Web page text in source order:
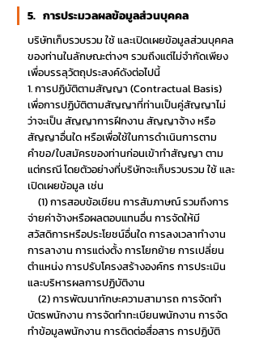
5. การประมวลผลข้อมูลส่วนบุคคล
บริษัทเก็บรวบรวม ใช้ และเปิดเผยข้อมูลส่วนบุคคล
ของท่านในลักษณะต่างๆ รวมถึงแต่ไม่จำกัดเพียง
เพื่อบรรลุวัตถุประสงค์ดังต่อไปนี้
1. การปฏิบัติตามสัญญา (Contractual Basis)
เพื่อการปฏิบัติตามสัญญาที่ท่านเป็นคู่สัญญาไม่
ว่าจะเป็น สัญญาการฝึกงาน สัญญาจ้าง หรือ
สัญญาอื่นใด หรือเพื่อใช้ในการดำเนินการตาม
คำขอ/ใบสมัครของท่านก่อนเข้าทำสัญญา ตาม
แต่กรณี โดยตัวอย่างที่บริษัทจะเก็บรวบรวม ใช้ และ
เปิดเผยข้อมูล เช่น
(1) การสอบข้อเขียน การสัมภาษณ์ รวมถึงการ
จ่ายค่าจ้างหรือผลตอบแทนอื่น การจัดให้มี
สวัสดิการหรือประโยชน์อื่นใด การลงเวลาทำงาน
การลางาน การแต่งตั้ง การโยกย้าย การเปลี่ยน
ตำแหน่ง การปรับโครงสร้างองค์กร การประเมิน
และบริหารผลการปฏิบัติงาน
(2) การพัฒนาทักษะความสามารถ การจัดทำ
บัตรพนักงาน การจัดทำทะเบียนพนักงาน การจัด
ทำข้อมูลพนักงาน การติดต่อสื่อสาร การปฏิบัติ